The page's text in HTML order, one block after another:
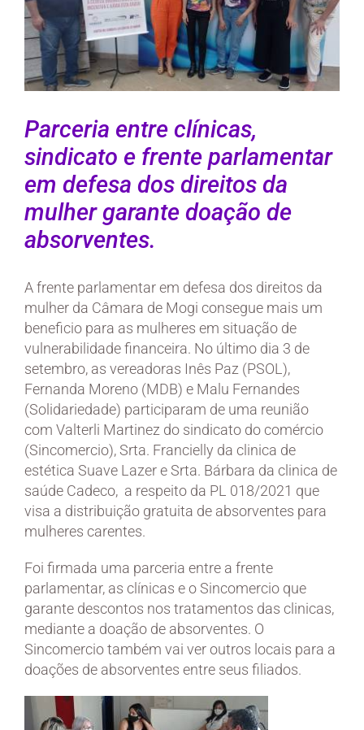
Parceria entre clínicas,
sindicato e frente parlamentar
em defesa dos direitos da
mulher garante doação de
absorventes.
A frente parlamentar em defesa dos direitos da
mulher da Câmara de Mogi consegue mais um
beneficio para as mulheres em situação de
vulnerabilidade financeira. No último dia 3 de
setembro, as vereadoras Inês Paz (PSOL),
Fernanda Moreno (MDB) e Malu Fernandes
(Solidariedade) participaram de uma reunião
com Valterli Martinez do sindicato do comércio
(Sincomercio), Srta. Francielly da clinica de
estética Suave Lazer e Srta. Bárbara da clinica de
saúde Cadeco, a respeito da PL 018/2021 que
visa a distribuição gratuita de absorventes para
mulheres carentes.
Foi firmada uma parceria entre a frente
parlamentar, as clínicas e o Sincomercio que
garante descontos nos tratamentos das clinicas,
mediante a doação de absorventes. O
Sincomercio também vai ver outros locais para a
doações de absorventes entre seus filiados.